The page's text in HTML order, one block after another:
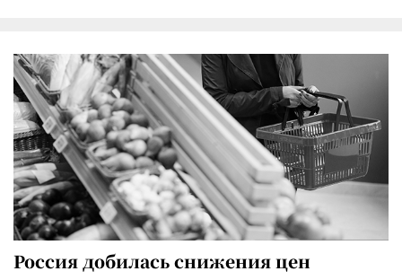
Россия добилась снижения цен